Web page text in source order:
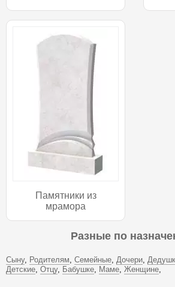
Памятники из
мрамора
Разные по
Сыну Родителям Семейные Дочери
Детские Отцу Бабушке Маме Женщине